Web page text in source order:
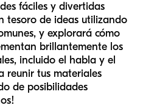
fáciles y divertidas
tesoro de ideas utilizando
y explorará cómo
brillantemente los
incluido el habla y el
reunir tus materiales
de posibilidades